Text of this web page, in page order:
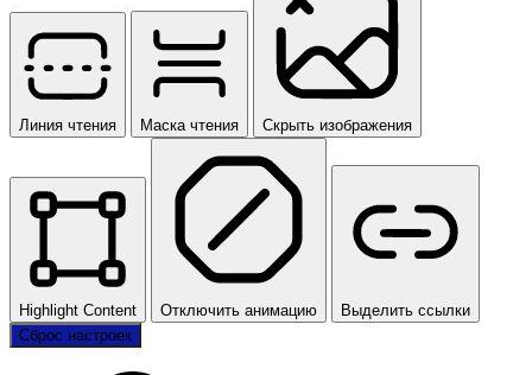
Линия чтения Маска чтения Скрыть изображения
Highlight Content Отключить анимацию
Выделить ссылки
Сброс настроек